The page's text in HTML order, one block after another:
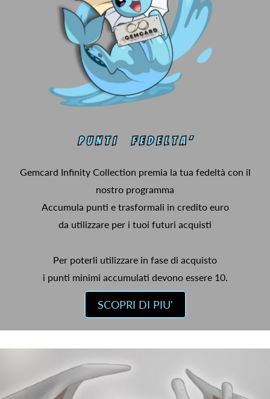
Gemcard Infinity Collection premia la tua fedeltà con il
nostro programma
Accumula punti e trasformali in credito euro
da utilizzare per i tuoi futuri acquisti
Per poterli utilizzare in fase di acquisto
i punti minimi accumulati devono essere 10.
SCOPRI DI PIU'